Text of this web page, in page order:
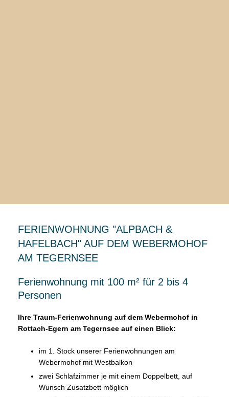
FERIENWOHNUNG "ALPBACH &
HAFELBACH" AUF DEM WEBERMOHOF
AM TEGERNSEE
Ferienwohnung mit 100 m² für 2 bis 4
Personen
Ihre Traum-Ferienwohnung auf dem Webermohof in
Rottach-Egern am Tegernsee auf einen Blick:
im 1. Stock unserer Ferienwohnungen am
Webermohof mit Westbalkon
zwei Schlafzimmer je mit einem Doppelbett, auf
Wunsch Zusatzbett möglich